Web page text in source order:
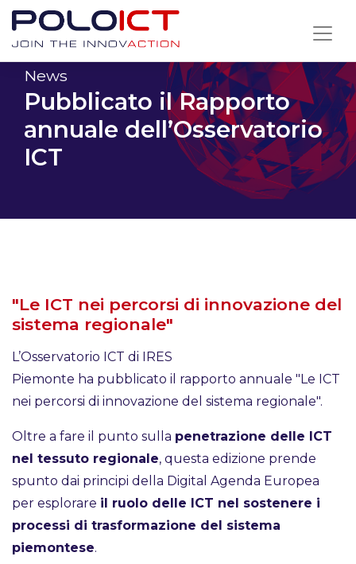
Skip
contentNews
Pubblicato il Rapporto
annuale dell’Osservatorio
ICT
"Le ICT nei percorsi di innovazione del
sistema regionale"
L’Osservatorio ICT di IRES
Piemonte ha pubblicato il rapporto annuale "Le ICT
nei percorsi di innovazione del sistema regionale".
Oltre a fare il punto sulla penetrazione delle ICT
nel tessuto regionale, questa edizione prende
spunto dai principi della Digital Agenda Europea
per esplorare il ruolo delle ICT nel sostenere i
processi di trasformazione del sistema
piemontese.